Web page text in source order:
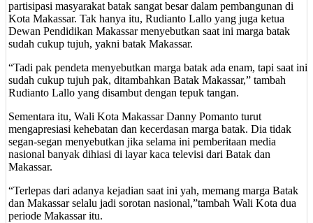
partisipasi masyarakat batak sangat besar dalam pembangunan di
Kota Makassar. Tak hanya itu, Rudianto Lallo yang juga ketua
Dewan Pendidikan Makassar menyebutkan saat ini marga batak
sudah cukup tujuh, yakni batak Makassar.
“Tadi pak pendeta menyebutkan marga batak ada enam, tapi saat ini
sudah cukup tujuh pak, ditambahkan Batak Makassar,” tambah
Rudianto Lallo yang disambut dengan tepuk tangan.
Sementara itu, Wali Kota Makassar Danny Pomanto turut
mengapresiasi kehebatan dan kecerdasan marga batak. Dia tidak
segan-segan menyebutkan jika selama ini pemberitaan media
nasional banyak dihiasi di layar kaca televisi dari Batak dan
Makassar.
“Terlepas dari adanya kejadian saat ini yah, memang marga Batak
dan Makassar selalu jadi sorotan nasional,”tambah Wali Kota dua
periode Makassar itu.